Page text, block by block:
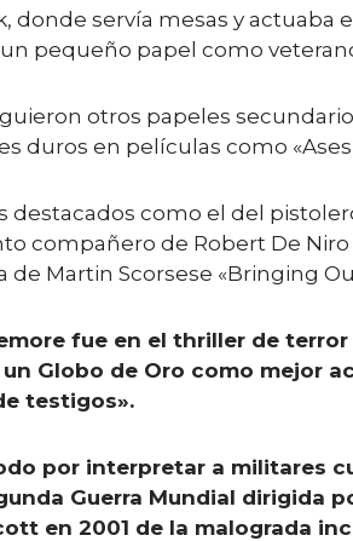
donde servía mesas y
pequeño papel como
otros papeles
duros en películas como
como el del
compañero de Robert De
Martin Scorsese «Bringing
fue en el thriller de
Globo de Oro como mejor
testigos».
por interpretar a militares
Guerra Mundial dirigida
en 2001 de la malograda